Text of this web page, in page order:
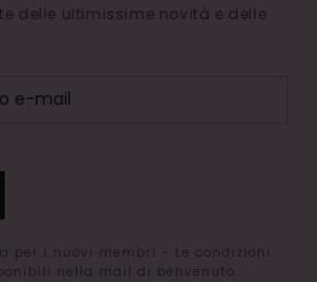
delle ultimissime novità e delle
per i nuovi membri - Le condizioni
nella mail di benvenuto